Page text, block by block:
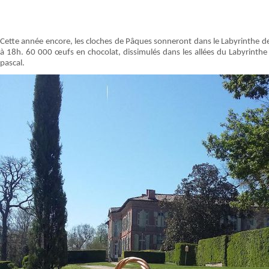
Cette année encore, les cloches de Pâques sonneront dans le
à 18h. 60 000 œufs en chocolat, dissimulés dans les allées du
pascal.